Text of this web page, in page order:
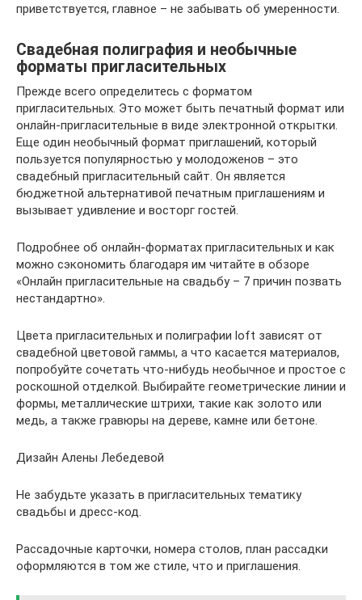
приветствуется, главное – не забывать об умеренности.
Свадебная полиграфия и необычные
форматы пригласительных
Прежде всего определитесь с форматом
пригласительных. Это может быть печатный формат или
онлайн-пригласительные в виде электронной открытки.
Еще один необычный формат приглашений, который
пользуется популярностью у молодоженов – это
свадебный пригласительный сайт. Он является
бюджетной альтернативой печатным приглашениям и
вызывает удивление и восторг гостей.
Подробнее об онлайн-форматах пригласительных и как
можно сэкономить благодаря им читайте в обзоре
«Онлайн пригласительные на свадьбу – 7 причин позвать
нестандартно».
Цвета пригласительных и полиграфии loft зависят от
свадебной цветовой гаммы, а что касается материалов,
попробуйте сочетать что-нибудь необычное и простое с
роскошной отделкой. Выбирайте геометрические линии и
формы, металлические штрихи, такие как золото или
медь, а также гравюры на дереве, камне или бетоне.
Дизайн Алены Лебедевой
Не забудьте указать в пригласительных тематику
свадьбы и дресс-код.
Рассадочные карточки, номера столов, план рассадки
оформляются в том же стиле, что и приглашения.